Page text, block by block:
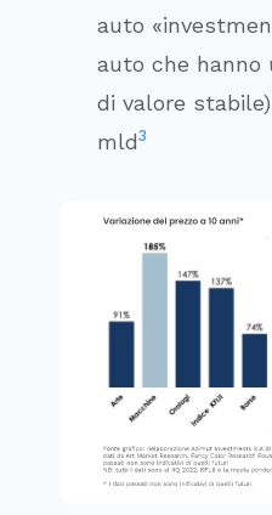
auto
auto che hanno
di valore
mld3